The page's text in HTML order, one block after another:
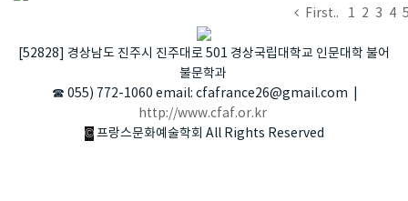
Previous
First.. 1 2 3 4
[52828] 경상남도 진주시 진주대로 501 경상국립대학교 인문대학 불어
불문학과
☎ 055) 772-1060 email: cfafrance26@gmail.com |
http://www.cfaf.or.kr
©프랑스문화예술학회 All Rights Reserved